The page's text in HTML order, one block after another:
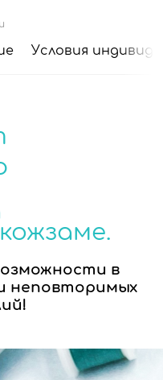
Условия
в
неповторимых